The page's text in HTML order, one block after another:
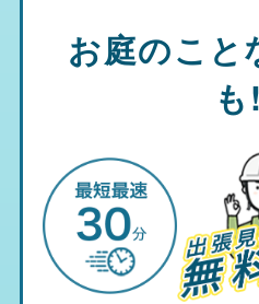
お庭のこと